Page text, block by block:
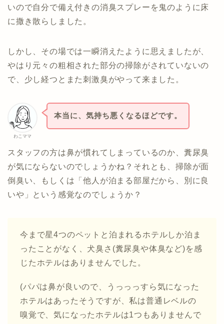
いので自分で備え付きの消臭スプレーを鬼のように床
に撒き散らしました。
しかし、その場では一瞬消えたように思えましたが、
やはり元々の粗相された部分の掃除がされていないの
で、少し経つとまた刺激臭がやって来ました。
わこママ
本当に、気持ち悪くなるほどです。
スタッフの方は鼻が慣れてしまっているのか、糞尿臭
が気にならないのでしょうかね？それとも、掃除が面
倒臭い、もしくは「他人が泊まる部屋だから、別に良
いや」という感覚なのでしょうか？
今まで星4つのペットと泊まれるホテルしか泊ま
ったことがなく、犬臭さ(糞尿臭や体臭など)を感
じたホテルはありませんでした。
(パパは鼻が良いので、うっっっすら気になった
ホテルはあったそうですが、私は普通レベルの
嗅覚で、気になったホテルは1つもありませんで